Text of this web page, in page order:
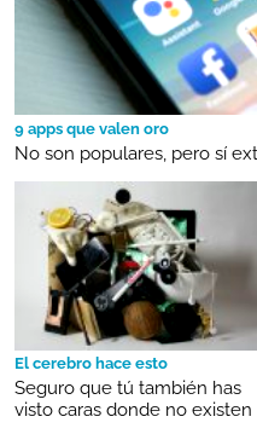
9 apps que valen oro
No son populares, pero sí
El cerebro hace esto
Seguro que tú también has
visto caras donde no existen